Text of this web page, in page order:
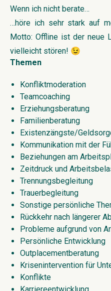
Wenn ich nicht berate…
…höre ich sehr stark auf
Motto: Offline ist der neue
vielleicht stören! 😉
Themen
Konfliktmoderation
Teamcoaching
Erziehungsberatung
Familienberatung
Existenzängste/
Kommunikation mit der
Beziehungen am
Zeitdruck und
Trennungsbegleitung
Trauerbegleitung
Sonstige persönliche
Rückkehr nach längerer
Probleme aufgrund von
Persönliche Entwicklung
Outplacementberatung
Krisenintervention für
Konflikte